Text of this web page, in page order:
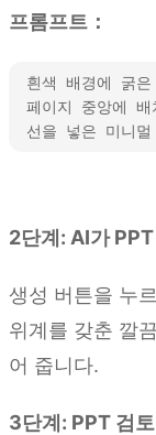
프롬프트：
흰색 배경에 굵
페이지 중앙에
선을 넣은 미니
2단계: AI가 PPT
생성 버튼을 누
위계를 갖춘 깔
어 줍니다.
3단계: PPT 검토